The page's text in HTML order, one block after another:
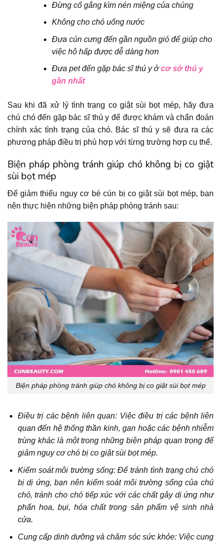
Đừng cố gắng kìm nén miệng của chúng
Không cho chó uống nước
Đưa cún cưng đến gần nguồn gió để giúp cho
việc hô hấp được dễ dàng hơn
Đưa pet đến gặp bác sĩ thú y ởcơ sở thú y
gần nhất
Sau khi đã xử lý tình trạng co giật sùi bọt mép, hãy đưa
chú chó đến gặp bác sĩ thú y để được khám và chẩn đoán
chính xác tình trạng của chó. Bác sĩ thú y sẽ đưa ra các
phương pháp điều trị phù hợp với từng trường hợp cụ thể.
Biện pháp phòng tránh giúp chó không bị co giật
sùi bọt mép
Để giảm thiểu nguy cơ bé cún bị co giật sùi bọt mép, bạn
nên thực hiện những biện pháp phòng tránh sau:
Biện pháp phòng tránh giúp chó không bị co giật sùi bọt mép
Điều trị các bệnh liên quan: Việc điều trị các bệnh liên
quan đến hệ thống thần kinh, gan hoặc các bệnh nhiễm
trùng khác là một trong những biện pháp quan trọng để
giảm nguy cơ chó bị co giật sùi bọt mép.
Kiểm soát môi trường sống: Để tránh tình trạng chú chó
bị dị ứng, bạn nên kiểm soát môi trường sống của chú
chó, tránh cho chó tiếp xúc với các chất gây dị ứng như
phấn hoa, bụi, hóa chất trong sản phẩm vệ sinh nhà
cửa.
Cung cấp dinh dưỡng và chăm sóc sức khỏe: Việc cung